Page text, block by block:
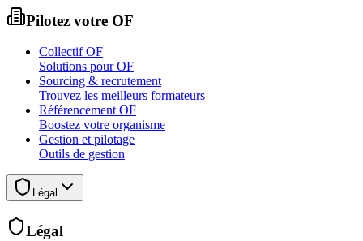
Pilotez votre OF
Collectif OF
Solutions pour OF
Sourcing & recrutement
Trouvez les meilleurs formateurs
Référencement OF
Boostez votre organisme
Gestion et pilotage
Outils de gestion
Légal
Légal